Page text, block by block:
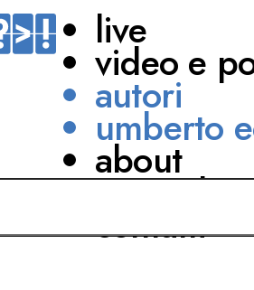
live
video e
autori
umberto
about
network
contatti
Stefano Scarpetta